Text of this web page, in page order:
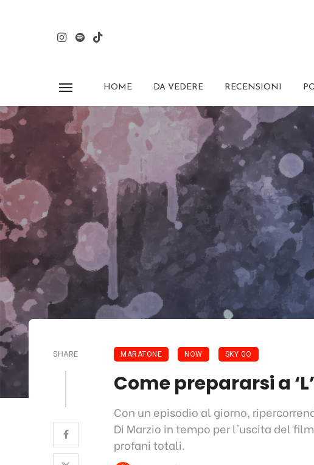
HOME DA VEDERE RECENSIONI
SHARE MARATONE NOW SKY GO
Come prepararsi a
Con un episodio al giorno,
Di Marzio in tempo per l'uscita del
profani totali.